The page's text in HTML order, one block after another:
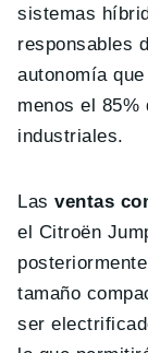
sistemas
responsables
autonomía
menos el 85%
industriales.
Las ventas
el Citroën
tamaño
ser